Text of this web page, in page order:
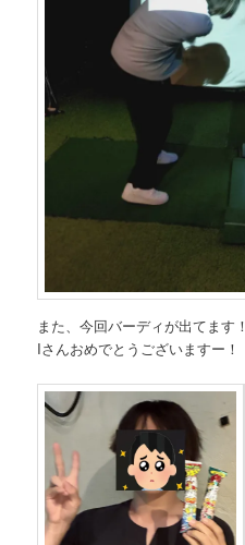
また、今回バーディが出てます！
Iさんおめでとうございますー！